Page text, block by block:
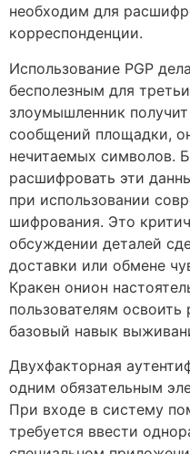
необходим для
корреспонденции.
Использование PGP
бесполезным для
злоумышленник
сообщений площадки,
нечитаемых символов.
расшифровать эти
при использовании
шифрования. Это
обсуждении деталей
доставки или обмене
Кракен онион
пользователям освоить
базовый навык
Двухфакторная
одним обязательным
При входе в систему
требуется ввести